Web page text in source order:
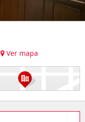
Ver mapa